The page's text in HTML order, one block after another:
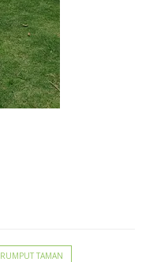
RUMPUT TAMAN